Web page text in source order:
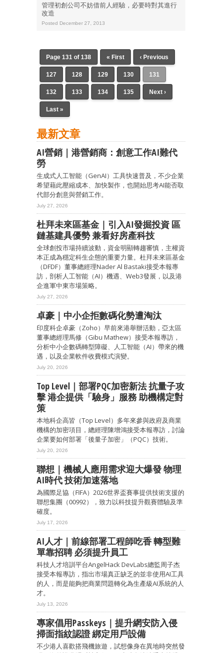
管理初創公司不妨借前人經驗，必要時對其進行
改造
Posted December 27, 2013
Page 131 of 138 « First ‹ Previous
127 128 129 130 131
132 133 134 135 Next ›
Last »
最新文章
AI營銷｜港營銷商：創意工作AI難代
勞
生成式人工智能（GenAI）工具快速普及，不少企業
希望藉此壓縮成本、加快製作，也開始思考AI能否取
代部分創意與營銷工作。
July 27, 2026
杜拜未來區基金｜引入AI發掘投資 區
鏈基建具優勢 兼看好房產科技
全球創投市場持續波動，資金明顯轉趨審慎，主權資
本正成為穩定科生企態的重要力量。杜拜未來區基金
（DFDF）董事總經理Nader Al Bastaki接受本報專
訪，剖析人工智能（AI）機遇、Web3發展，以及港
企進軍中東市場策略。
July 27, 2026
卓豪｜中小企拒數碼化勢遭淘汰
印度科企卓豪（Zoho）早前來港舉辦活動，亞太區
董事總經理馬修（Gibu Mathew）接受本報專訪，
分析中小企數碼轉型障礙、人工智能（AI）帶來的機
遇，以及企業軟件收費模式演變。
July 20, 2026
Top Level｜部署PQC加密新法 抗量子攻
擊 港企提供「驗身」服務 助機構定對
策
本地科企高皆（Top Level）多年來參與政府及商業
機構的加密項目，總經理陳增鴻接受本報專訪，討論
企業要如何部署「後量子加密」（PQC）技術。
July 20, 2026
聯想｜機械人應用需求迎大爆發 物理
AI時代 技術加速落地
為國際足協（FIFA）2026世界盃賽事提供技術支援的
聯想集團（00992），致力以科技提升觀賽體驗及準
確度。
July 17, 2026
AI人才｜前線部署工程師吃香 轉型難
單靠招聘 必須提升員工
科技人才培訓平台AngelHack DevLabs總監周子杰
接受本報專訪，指出市場真正缺乏的並非使用AI工具
的人，而是能夠把商業問題轉化為生產級AI系統的人
才。
July 13, 2026
專家倡用Passkeys｜提升網安防入侵
掃面指紋認證 綁定用戶設備
不少港人喜歡搭飛機旅遊，試想像身在異地時突然發